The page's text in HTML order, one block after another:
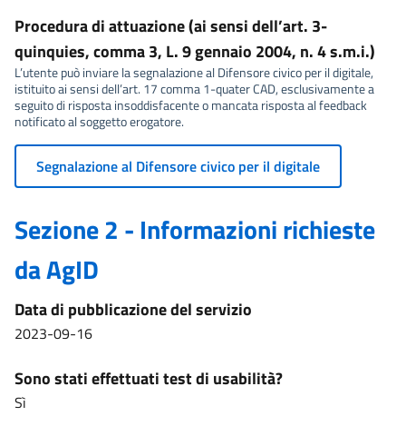
Procedura di attuazione (ai sensi dell’art. 3-
quinquies, comma 3, L. 9 gennaio 2004, n. 4 s.m.i.)
L’utente può inviare la segnalazione al Difensore civico per il digitale,
istituito ai sensi dell’art. 17 comma 1-quater CAD, esclusivamente a
seguito di risposta insoddisfacente o mancata risposta al feedback
notificato al soggetto erogatore.
Segnalazione al Difensore civico per il digitale
Sezione 2 - Informazioni richieste
da AgID
Data di pubblicazione del servizio
2023-09-16
Sono stati effettuati test di usabilità?
Sì